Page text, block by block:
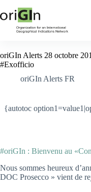
oriGIn Alerts 28 octobre
#Exofficio
oriGIn Alerts FR
{autotoc
#oriGIn : Bienvenu au
Nous sommes heureux
DOC Prosecco » vient de